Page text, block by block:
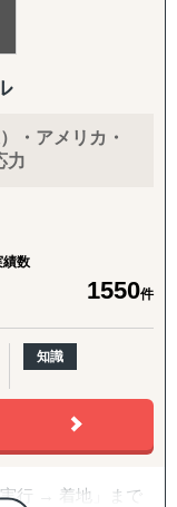
・アメリカ・
力
績数
1550件
知識
行 → 着地」まで